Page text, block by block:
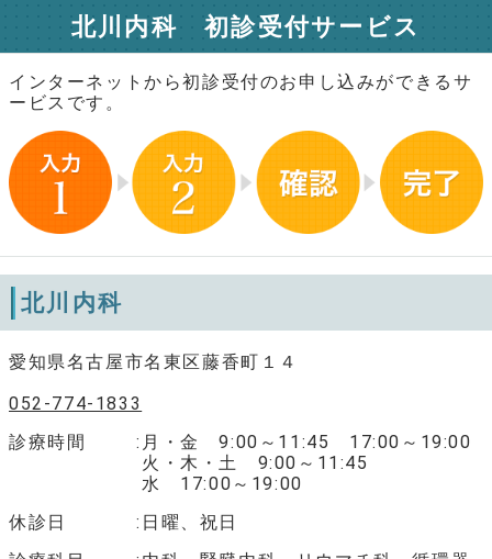
北川内科 初診受付サービス
インターネットから初診受付のお申し込みができるサ
ービスです。
北川内科
愛知県名古屋市名東区藤香町１４
052-774-1833
診療時間
月・金 9:00～11:45 17:00～19:00
火・木・土 9:00～11:45
水 17:00～19:00
休診日
日曜、祝日